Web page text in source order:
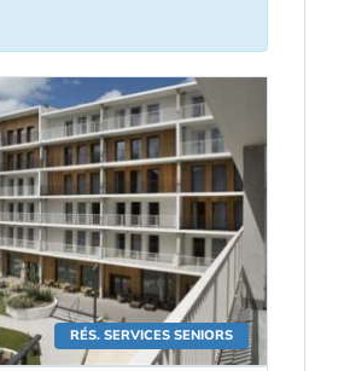
RÉS. SERVICES SENIORS